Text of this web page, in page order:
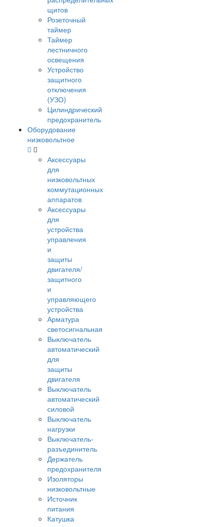
щитов
Розеточный
таймер
Таймер
лестничного
освещения
Устройство
защитного
отключения
(УЗО)
Цилиндрический
предохранитель
Оборудование
низковольтное
Аксессуары
для
низковольтных
коммутационных
аппаратов
Аксессуары
для
устройства
управления
и
защиты
двигателя/
защитного
и
управляющего
устройства
Арматура
светосигнальная
Выключатель
автоматический
для
защиты
двигателя
Выключатель
автоматический
силовой
Выключатель
нагрузки
Выключатель-
разъединитель
Держатель
предохранителя
Изоляторы
низковольтные
Источник
питания
Катушка